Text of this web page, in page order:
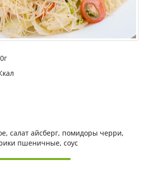
салат айсберг, помидоры черри,
пшеничные, соус